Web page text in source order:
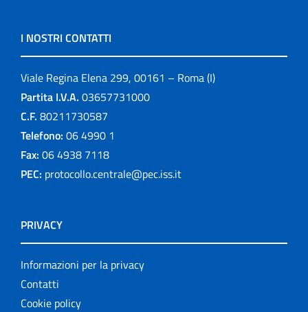
I NOSTRI CONTATTI
Viale Regina Elena 299, 00161 – Roma (I)
Partita I.V.A. 03657731000
C.F. 80211730587
Telefono: 06 4990 1
Fax: 06 4938 7118
PEC: protocollo.centrale@pec.iss.it
PRIVACY
Informazioni per la privacy
Contatti
Cookie policy